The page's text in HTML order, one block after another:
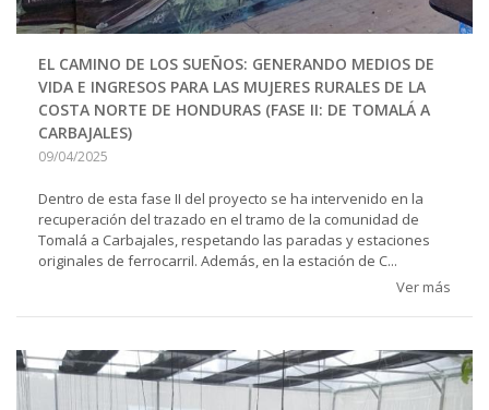
EL CAMINO DE LOS SUEÑOS: GENERANDO MEDIOS DE
VIDA E INGRESOS PARA LAS MUJERES RURALES DE LA
COSTA NORTE DE HONDURAS (FASE II: DE TOMALÁ A
CARBAJALES)
09/04/2025
Dentro de esta fase II del proyecto se ha intervenido en la
recuperación del trazado en el tramo de la comunidad de
Tomalá a Carbajales, respetando las paradas y estaciones
originales de ferrocarril. Además, en la estación de C...
Ver más